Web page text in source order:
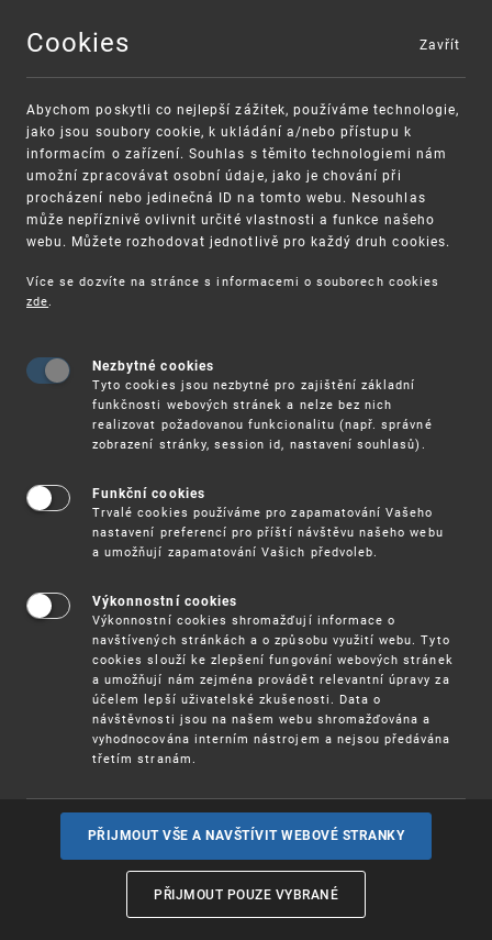
MENU
UPV
PROSAZOVÁNÍ PRÁV K DUŠEVNÍMU VLASTNICTVÍ
UŽITEČNÉ ODKAZY
PUBLIKACE
VZDĚLÁVÁNÍ
SPRÁVA COOKIES
ORGANIZAČNÍ SCHÉMA
Cookies
Abychom poskytli co nejlepší zážitek, používáme technologie,
jako jsou soubory cookie, k ukládání a/nebo přístupu k
informacím o zařízení. Souhlas s těmito technologiemi nám
umožní zpracovávat osobní údaje, jako je chování při
procházení nebo jedinečná ID na tomto webu. Nesouhlas
může nepříznivě ovlivnit určité vlastnosti a funkce našeho
webu. Můžete rozhodovat jednotlivě pro každý druh cookies.
Více se dozvíte na stránce s informacemi o souborech cookies
zde.
Nezbytné cookies
Tyto cookies jsou nezbytné pro zajištění základní
funkčnosti webových stránek a nelze bez nich
realizovat požadovanou funkcionalitu (např. správné
zobrazení stránky, session id, nastavení souhlasů).
Funkční cookies
Trvalé cookies používáme pro zapamatování Vašeho
nastavení preferencí pro příští návštěvu našeho webu
a umožňují zapamatování Vašich předvoleb.
Výkonnostní cookies
Výkonnostní cookies shromažďují informace o
navštívených stránkách a o způsobu využití webu. Tyto
cookies slouží ke zlepšení fungování webových stránek
a umožňují nám zejména provádět relevantní úpravy za
účelem lepší uživatelské zkušenosti. Data o
návštěvnosti jsou na našem webu shromažďována a
vyhodnocována interním nástrojem a nejsou předávána
třetím stranám.
PŘIJMOUT VŠE A NAVŠTÍVIT WEBOVÉ STRANKY
PŘIJMOUT POUZE VYBRANÉ
Zavřít